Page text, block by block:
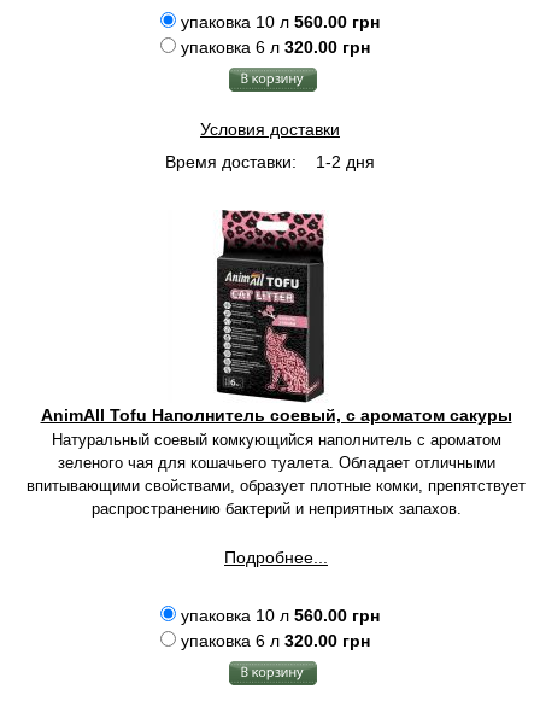
упаковка 10 л 560.00 грн
упаковка 6 л 320.00 грн
Условия доставки
Время доставки:
1-2 дня
AnimAll Tofu Наполнитель соевый, с ароматом сакуры
Натуральный соевый комкующийся наполнитель с ароматом
зеленого чая для кошачьего туалета. Обладает отличными
впитывающими свойствами, образует плотные комки, препятствует
распространению бактерий и неприятных запахов.
Подробнее...
упаковка 10 л 560.00 грн
упаковка 6 л 320.00 грн